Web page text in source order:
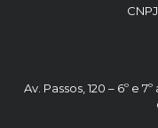
Av. Passos, 120 – 6º e